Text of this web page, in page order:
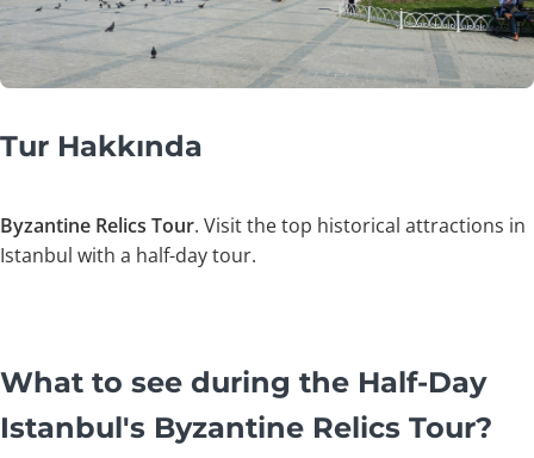
Tur Hakkında
Byzantine Relics Tour. Visit the top historical attractions in
Istanbul with a half-day tour.
What to see during the Half-Day
Istanbul's Byzantine Relics Tour?